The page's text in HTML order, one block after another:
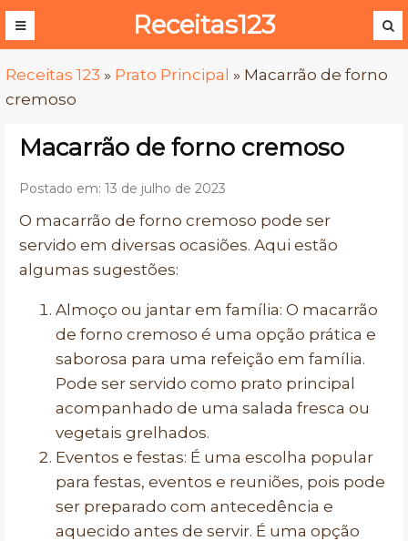
Receitas123
Receitas 123 » Prato Principal » Macarrão de forno
cremoso
Macarrão de forno cremoso
Postado em: 13 de julho de 2023
O macarrão de forno cremoso pode ser
servido em diversas ocasiões. Aqui estão
algumas sugestões:
Almoço ou jantar em família: O macarrão
de forno cremoso é uma opção prática e
saborosa para uma refeição em família.
Pode ser servido como prato principal
acompanhado de uma salada fresca ou
vegetais grelhados.
Eventos e festas: É uma escolha popular
para festas, eventos e reuniões, pois pode
ser preparado com antecedência e
aquecido antes de servir. É uma opção